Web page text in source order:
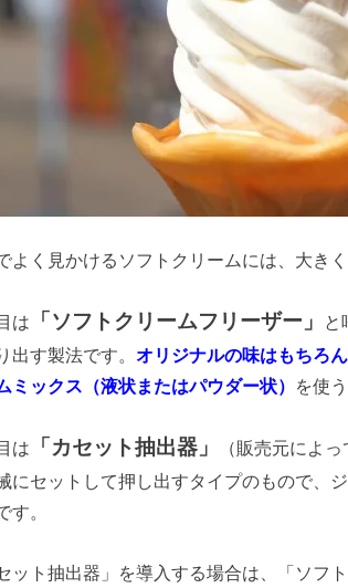
よく見かけるソフトクリームには、大き
は 「ソフトクリームフリーザー」
と
出す製法です。 オリジナルの味はもちろ
ミックス（液状またはパウダー状）
を使
は 「カセット抽出器」
（販売元によ
にセットして押し出すタイプのもので、
す。
ット抽出器」を導入する場合は、「ソフ